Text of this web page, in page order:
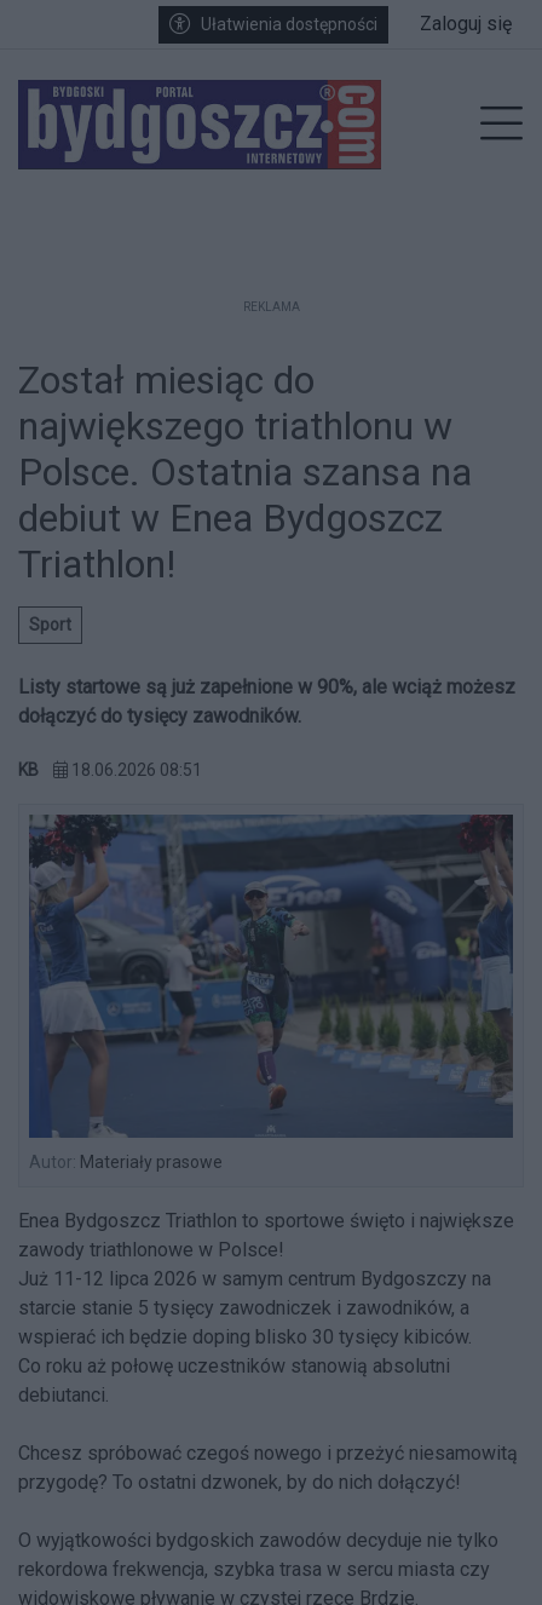
Przejdź do głównych treści
Przejdź do wyszukiwarki
Przejdź do głównego menuUłatwienia dostępności Zaloguj się
REKLAMA
Został miesiąc do
największego triathlonu w
Polsce. Ostatnia szansa na
debiut w Enea Bydgoszcz
Triathlon!
Sport
Listy startowe są już zapełnione w 90%, ale wciąż możesz
dołączyć do tysięcy zawodników.
KB 18.06.2026 08:51
Autor: Materiały prasowe
Enea Bydgoszcz Triathlon to sportowe święto i największe
zawody triathlonowe w Polsce!
Już 11-12 lipca 2026 w samym centrum Bydgoszczy na
starcie stanie 5 tysięcy zawodniczek i zawodników, a
wspierać ich będzie doping blisko 30 tysięcy kibiców.
Co roku aż połowę uczestników stanowią absolutni
debiutanci.
Chcesz spróbować czegoś nowego i przeżyć niesamowitą
przygodę? To ostatni dzwonek, by do nich dołączyć!
O wyjątkowości bydgoskich zawodów decyduje nie tylko
rekordowa frekwencja, szybka trasa w sercu miasta czy
widowiskowe pływanie w czystej rzece Brdzie.